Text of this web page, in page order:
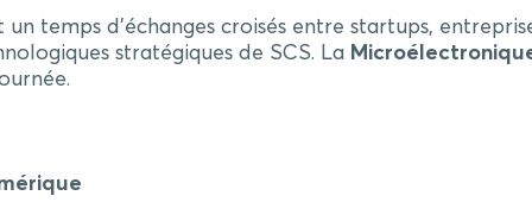
temps d’échanges croisés entre startups,
stratégiques de SCS. La